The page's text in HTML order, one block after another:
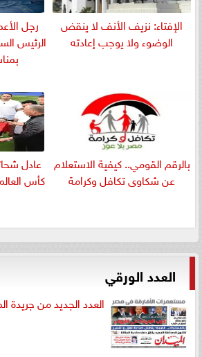
الإفتاء: نزيف الأنف لا ينقض
الوضوء ولا يوجب إعادته
رجل
الرئيس
بالرقم القومي.. كيفية الاستعلام
عن شكاوى تكافل وكرامة
عادل
كأس
العدد الورقي
العدد الجديد من جريدة